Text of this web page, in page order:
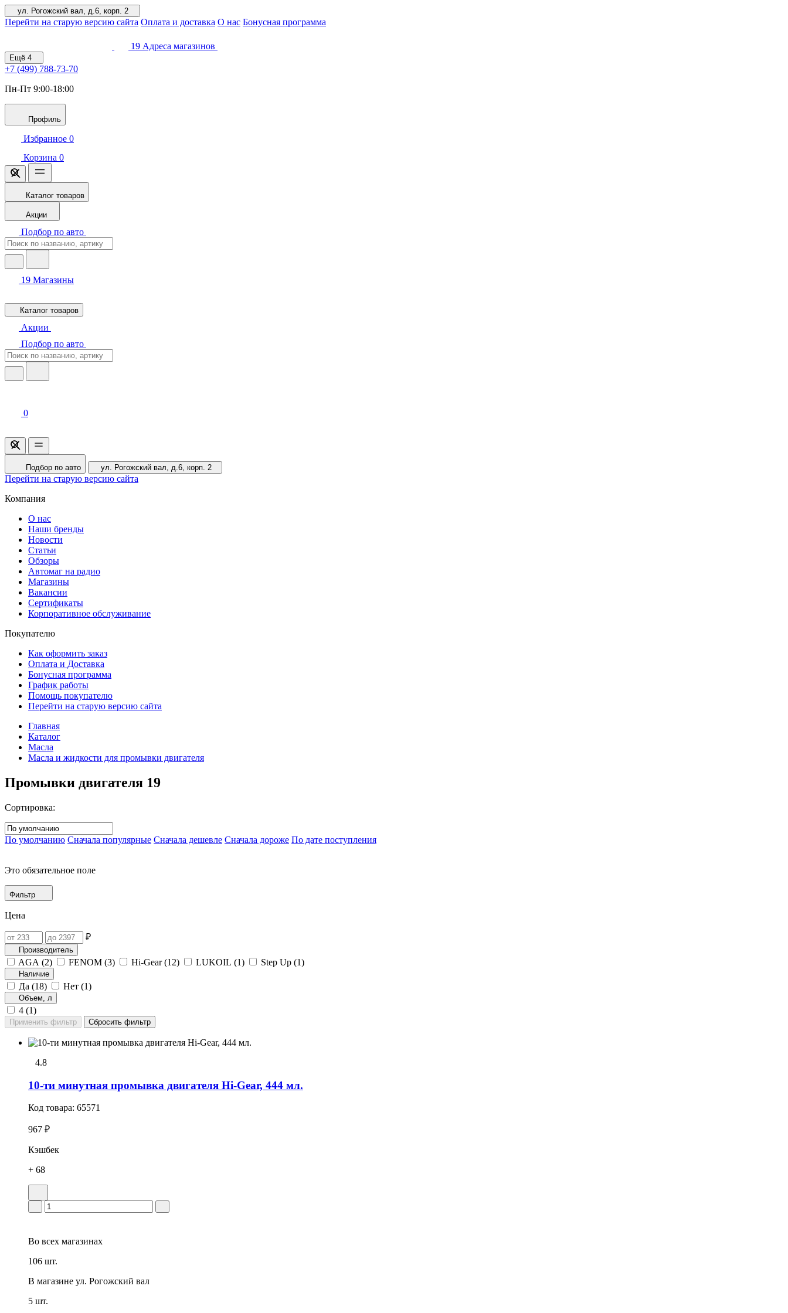
ул. Рогожский вал, д.6, корп. 2
Перейти на старую версию сайта Оплата и доставка О нас Бонусная программа
19 Адреса магазинов
Ещё 4
+7 (499) 788-73-70
Пн-Пт 9:00-18:00
Профиль
Избранное 0
Корзина 0
Каталог товаров
Акции
Подбор по авто
19 Магазины
Каталог товаров
Акции
Подбор по авто
0
Подбор по авто ул. Рогожский вал, д.6, корп. 2
Перейти на старую версию сайта
Компания
О нас
Наши бренды
Новости
Статьи
Обзоры
Автомаг на радио
Магазины
Вакансии
Сертификаты
Корпоративное обслуживание
Покупателю
Как оформить заказ
Оплата и Доставка
Бонусная программа
График работы
Помощь покупателю
Перейти на старую версию сайта
Главная
Каталог
Масла
Масла и жидкости для промывки двигателя
Промывки двигателя 19
Сортировка:
По умолчанию Сначала популярные Сначала дешевле Сначала дороже По дате поступления
Это обязательное поле
Фильтр
Цена
₽
Производитель
AGA (2) FENOM (3) Hi-Gear (12) LUKOIL (1) Step Up (1)
Наличие
Да (18) Нет (1)
Объем, л
4 (1)
4.8
10-ти минутная промывка двигателя Hi-Gear, 444 мл.
Код товара: 65571
967 ₽
Кэшбек
+ 68
Во всех магазинах
106 шт.
В магазине ул. Рогожский вал
5 шт.